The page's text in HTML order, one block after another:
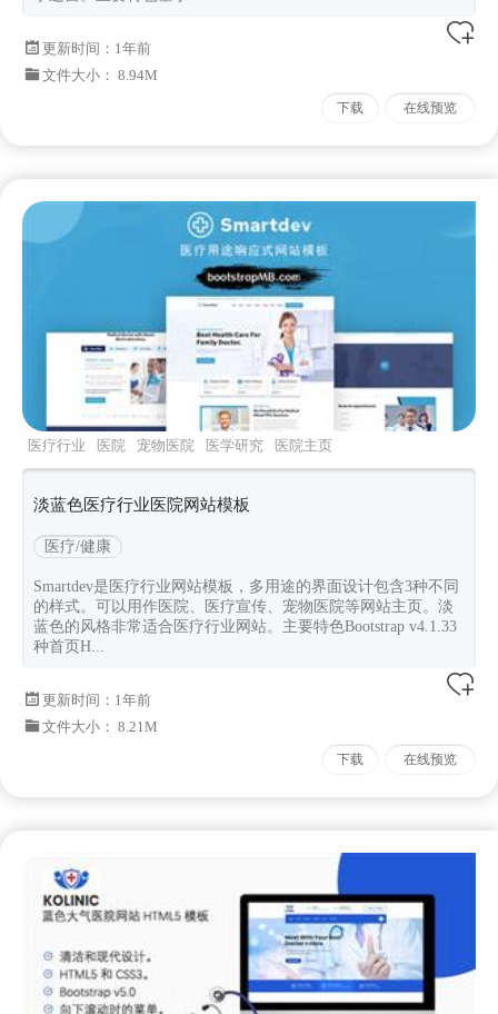
更新时间： 1年前
文件大小： 8.94M
下载 在线预览
医疗行业 医院 宠物医院 医学研究 医院主页
淡蓝色医疗行业医院网站模板
医疗/健康
Smartdev是医疗行业网站模板，多用途的界面设计包含3种不同
的样式。可以用作医院、医疗宣传、宠物医院等网站主页。淡
蓝色的风格非常适合医疗行业网站。主要特色Bootstrap v4.1.33
种首页H...
更新时间： 1年前
文件大小： 8.21M
下载 在线预览